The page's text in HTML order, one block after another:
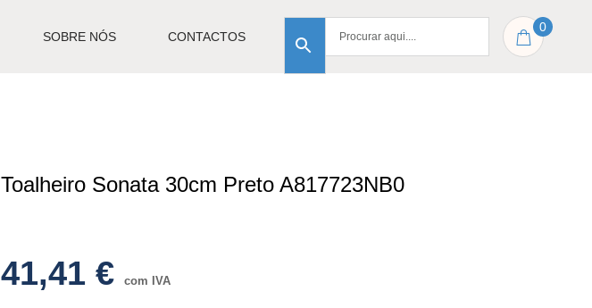
SOBRE NÓS CONTACTOS
0
Toalheiro Sonata 30cm Preto A817723NB0
41,41 € com IVA